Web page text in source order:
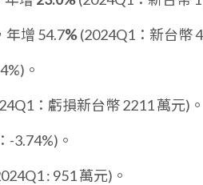
年增 54.7%(2024Q1：新台幣
。
：虧損新台幣 2211 萬元)。
-3.74%)。
: 951 萬元)。